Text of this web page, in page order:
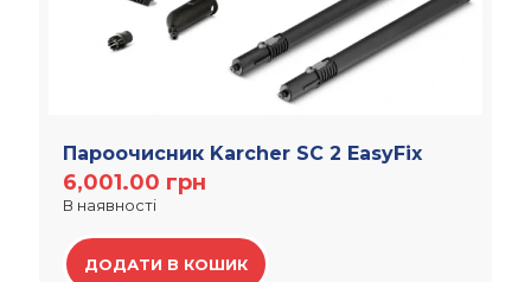
Пароочисник Karcher SC 2 EasyFix
6,001.00 грн
В наявності
ДОДАТИ В КОШИК